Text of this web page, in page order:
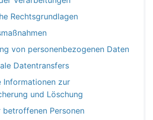
Rechtsgrundlagen
von personenbezogenen Daten
Datentransfers
Informationen zur
und Löschung
betroffenen Personen